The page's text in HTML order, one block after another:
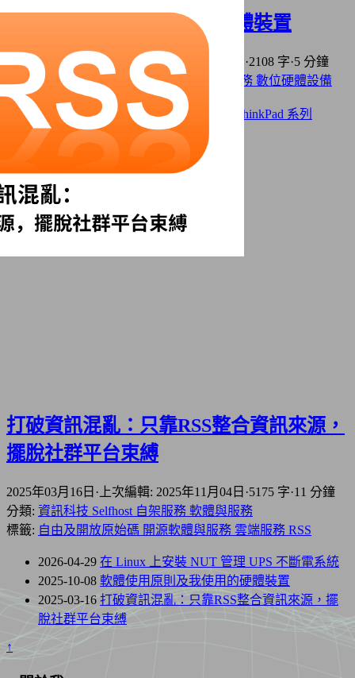
軟體使用原則及我使用的硬體裝置
2025年10月08日 上次編輯: 2026年05月08日 ·2108 字·5 分鐘
分類:
資訊科技Selfhost 自架服務 軟體與服務 數位硬體設備
Home Lab
標籤: 自由及開放原始碼 開源軟體與服務 ThinkPad 系列
打破資訊混亂：只靠RSS整合資訊來源，
擺脫社群平台束縛
2025年03月16日 · 上次編輯: 2025年11月04日 ·5175 字·11 分鐘
分類: 資訊科技 Selfhost 自架服務 軟體與服務
標籤: 自由及開放原始碼 開源軟體與服務 雲端服務 RSS
2026-04-29 在 Linux 上安裝 NUT 管理 UPS 不斷電系統
2025-10-08 軟體使用原則及我使用的硬體裝置
2025-03-16 打破資訊混亂：只靠RSS整合資訊來源，擺
脫社群平台束縛
↑